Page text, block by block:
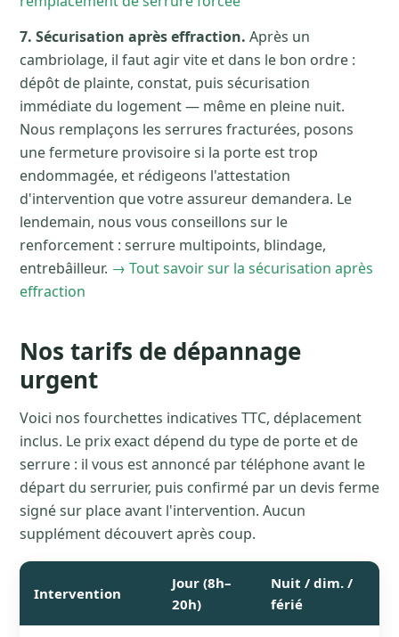
7. Sécurisation après effraction. Après un
cambriolage, il faut agir vite et dans le bon ordre :
dépôt de plainte, constat, puis sécurisation
immédiate du logement — même en pleine nuit.
Nous remplaçons les serrures fracturées, posons
une fermeture provisoire si la porte est trop
endommagée, et rédigeons l'attestation
d'intervention que votre assureur demandera. Le
lendemain, nous vous conseillons sur le
renforcement : serrure multipoints, blindage,
entrebâilleur. → Tout savoir sur la sécurisation après
effraction
Nos tarifs de dépannage
urgent
Voici nos fourchettes indicatives TTC, déplacement
inclus. Le prix exact dépend du type de porte et de
serrure : il vous est annoncé par téléphone avant le
départ du serrurier, puis confirmé par un devis ferme
signé sur place avant l'intervention. Aucun
supplément découvert après coup.
Intervention
Jour (8h–
20h)
Nuit / dim. /
férié